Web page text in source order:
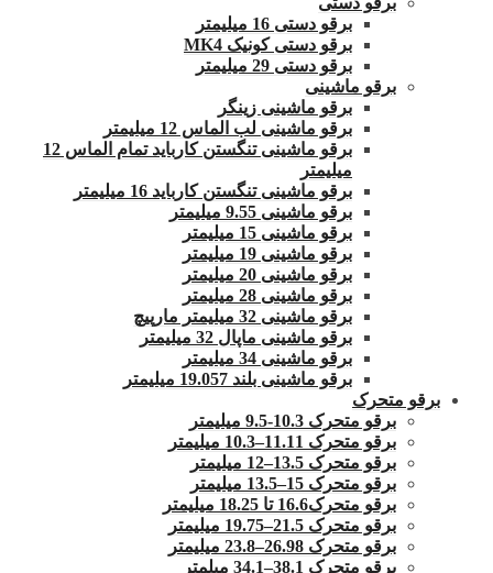
برقو دستی 16 میلیمتر
برقو دستی کونیک MK4
برقو دستی 29 میلیمتر
برقو ماشینی
برقو ماشینی زینگر
برقو ماشینی لب الماس 12 میلیمتر
برقو ماشینی تنگستن کارباید تمام الماس 12
میلیمتر
برقو ماشینی تنگستن کارباید 16 میلیمتر
برقو ماشینی 9.55 میلیمتر
برقو ماشینی 15 میلیمتر
برقو ماشینی 19 میلیمتر
برقو ماشینی 20 میلیمتر
برقو ماشینی 28 میلیمتر
برقو ماشینی 32 میلیمتر مارپیچ
برقو ماشینی ماپال 32 میلیمتر
برقو ماشینی 34 میلیمتر
برقو ماشینی بلند 19.057 میلیمتر
برقو متحرک
برقو متحرک 10.3-9.5 میلیمتر
برقو متحرک 11.11–10.3 میلیمتر
برقو متحرک 13.5–12 میلیمتر
برقو متحرک 15–13.5 میلیمتر
برقو متحرک16.6 تا 18.25 میلیمتر
برقو متحرک 21.5–19.75 میلیمتر
برقو متحرک 26.98–23.8 میلیمتر
برقو متحرک 38.1–34.1 میلمتر